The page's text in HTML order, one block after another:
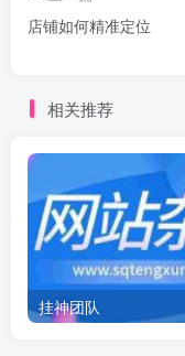
店铺如何精准定位
相关推荐
挂神团队